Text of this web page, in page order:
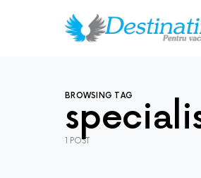
BROWSING TAG
1 POST